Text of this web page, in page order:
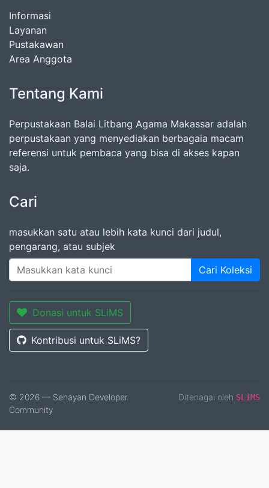
Informasi
Layanan
Pustakawan
Area Anggota
Tentang Kami
Perpustakaan Balai Litbang Agama Makassar adalah
perpustakaan yang menyediakan berbagaia macam
referensi untuk pembaca yang bisa di akses kapan
saja.
Cari
masukkan satu atau lebih kata kunci dari judul,
pengarang, atau subjek
Cari Koleksi
Donasi untuk SLiMS
Kontribusi untuk SLiMS?
© 2026 — Senayan Developer
Community
Ditenagai oleh SLiMS